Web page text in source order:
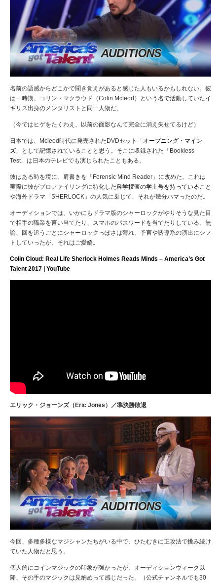
名前の語感からどこかで聞き覚えがあると感じた人もいるかもしれない。彼
は一時期、コリン・マクラウド（Colin Mcleod）という名で活動していたイ
ギリス出身のメンタリストと同一人物だ。
（今ではヒゲをたくわえ、以前の面影なんて完全に消え失せてるけど）
日本では、Mcleod時代に発売されたDVDセット「オープニング・マイン
ズ 」として記憶されていることと思う。 そこに収録された「Bookless
Test」は日本のテレビでも演じられたこともある。
彼はある時を境に、肩書きを「Forensic Mind Reader」に改めた。 これは
実際に彼がプロファイリングに特化した科学捜査の学士号を持っていること
や海外ドラマ「SHERLOCK」の人気に乗じて、それが幾分ハマったのだ。
オーディションでは、いかにもドラマ版のシャーロックがやりそうな見た目
で相手の職業を言い当てたり、スマホのパスワードを当てたりしている。無
論、回を追うごとにシャーロックっぽさは薄れ、予言や誘導系の演出にシフ
トしていったが、それはご愛嬌。
Colin Cloud: Real Life Sherlock Holmes Reads Minds – America’s Got
Talent 2017 | YouTube
エリック・ジョーンズ（Eric Jones）／準決勝敗退
今回、多種多様なマジシャンたちがいる中で、ひたむきに正攻法で挑み続け
ていた人物だと思う。
個人的にコインマジックの印象が強かったが、オーディションウィーク以
降、その手のマジックは見納めって感じだった。（公式チャンネルでも30